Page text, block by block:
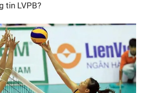
tin LVPB?